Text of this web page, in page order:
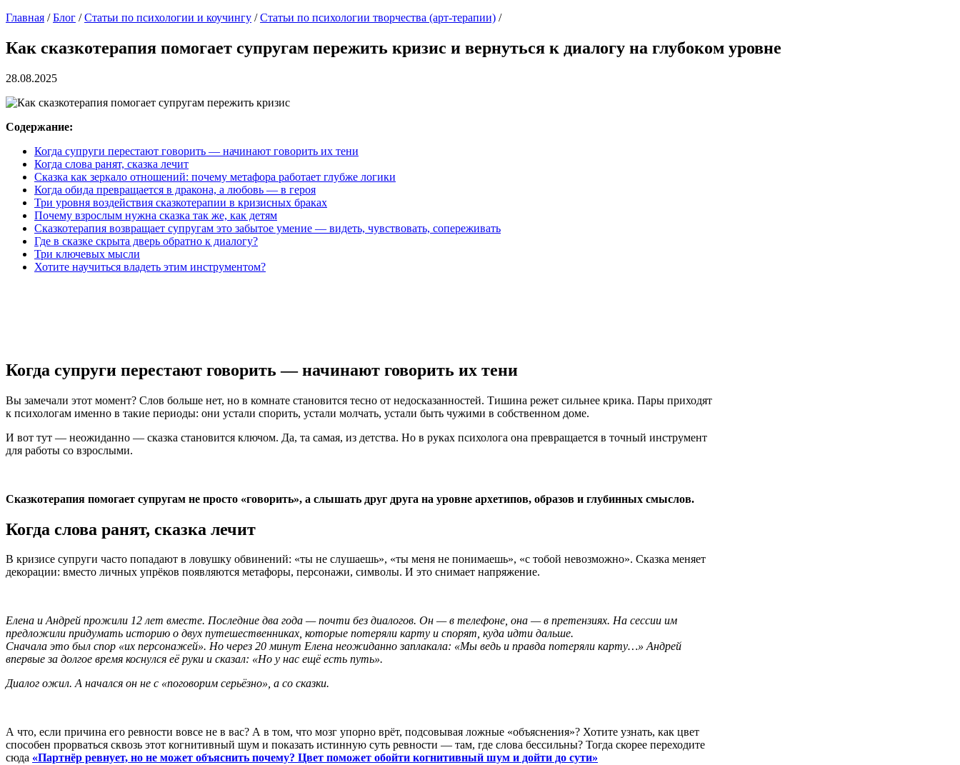
Главная /Блог /Статьи по психологии и коучингу /Статьи по психологии творчества (арт-терапии) /
Как сказкотерапия помогает супругам пережить кризис и вернуться к диалогу на глубоком уровне
28.08.2025
Содержание:
Когда супруги перестают говорить — начинают говорить их тени
Когда слова ранят, сказка лечит
Сказка как зеркало отношений: почему метафора работает глубже логики
Когда обида превращается в дракона, а любовь — в героя
Три уровня воздействия сказкотерапии в кризисных браках
Почему взрослым нужна сказка так же, как детям
Сказкотерапия возвращает супругам это забытое умение — видеть, чувствовать, сопереживать
Где в сказке скрыта дверь обратно к диалогу?
Три ключевых мысли
Хотите научиться владеть этим инструментом?
Когда супруги перестают говорить — начинают говорить их тени
Вы замечали этот момент? Слов больше нет, но в комнате становится тесно от недосказанностей. Тишина режет сильнее крика. Пары приходят
к психологам именно в такие периоды: они устали спорить, устали молчать, устали быть чужими в собственном доме.
И вот тут — неожиданно — сказка становится ключом. Да, та самая, из детства. Но в руках психолога она превращается в точный инструмент
для работы со взрослыми.
Сказкотерапия помогает супругам не просто «говорить», а слышать друг друга на уровне архетипов, образов и глубинных смыслов.
Когда слова ранят, сказка лечит
В кризисе супруги часто попадают в ловушку обвинений: «ты не слушаешь», «ты меня не понимаешь», «с тобой невозможно». Сказка меняет
декорации: вместо личных упрёков появляются метафоры, персонажи, символы. И это снимает напряжение.
Елена и Андрей прожили 12 лет вместе. Последние два года — почти без диалогов. Он — в телефоне, она — в претензиях. На сессии им
предложили придумать историю о двух путешественниках, которые потеряли карту и спорят, куда идти дальше.
Сначала это был спор «их персонажей». Но через 20 минут Елена неожиданно заплакала: «Мы ведь и правда потеряли карту…» Андрей
впервые за долгое время коснулся её руки и сказал: «Но у нас ещё есть путь».
Диалог ожил. А начался он не с «поговорим серьёзно», а со сказки.
А что, если причина его ревности вовсе не в вас? А в том, что мозг упорно врёт, подсовывая ложные «объяснения»? Хотите узнать, как цвет
способен прорваться сквозь этот когнитивный шум и показать истинную суть ревности — там, где слова бессильны? Тогда скорее переходите
сюда «Партнёр ревнует, но не может объяснить почему? Цвет поможет обойти когнитивный шум и дойти до сути»